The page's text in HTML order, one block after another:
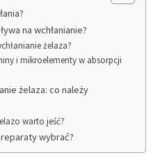
na wchłanianie?
żelaza?
i mikroelementy w absorpcji
żelaza: co należy
warto jeść?
wybrać?